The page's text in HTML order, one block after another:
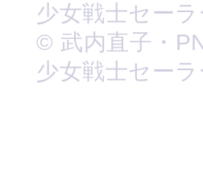
少女戦士セー
© 武内直子・
少女戦士セー